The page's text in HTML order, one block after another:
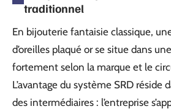
traditionnel
En bijouterie fantaisie classique,
d’oreilles plaqué or se situe dans
fortement selon la marque et le
L’avantage du système SRD réside
des intermédiaires : l’entreprise